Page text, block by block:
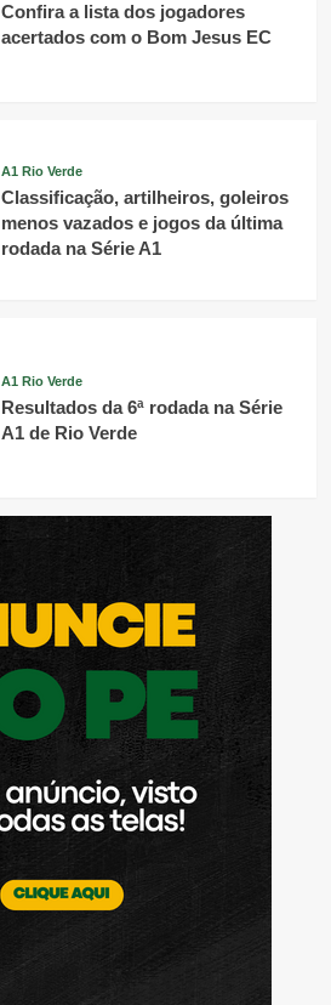
Confira a lista dos jogadores
acertados com o Bom Jesus EC
A1 Rio Verde
Classificação, artilheiros, goleiros
menos vazados e jogos da última
rodada na Série A1
A1 Rio Verde
Resultados da 6ª rodada na Série
A1 de Rio Verde